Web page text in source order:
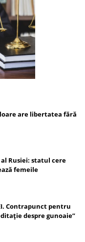
are libertatea fără
Rusiei: statul cere
femeile
Contrapunct pentru
despre gunoaie”